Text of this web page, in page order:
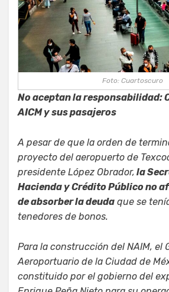
Foto: Cuartoscuro
No aceptan la responsabilidad:
AICM y sus pasajeros
A pesar de que la orden de
proyecto del aeropuerto de
presidente López Obrador, la
Hacienda y Crédito Público no
de absorber la deuda que se
tenedores de bonos.
Para la construcción del NAIM, el
Aeroportuario de la Ciudad de
constituido por el gobierno del